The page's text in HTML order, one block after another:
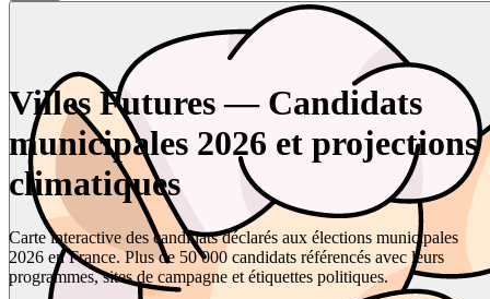
Villes Futures — Candidats
municipales 2026 et projections
climatiques
Carte interactive des candidats déclarés aux élections municipales
2026 en France. Plus de 50 000 candidats référencés avec leurs
programmes, sites de campagne et étiquettes politiques.